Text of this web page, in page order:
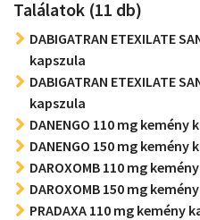
Találatok (11 db)
DABIGATRAN ETEXILATE
kapszula
DABIGATRAN ETEXILATE
kapszula
DANENGO 110 mg kemény
DANENGO 150 mg kemény
DAROXOMB 110 mg
DAROXOMB 150 mg
PRADAXA 110 mg kemény